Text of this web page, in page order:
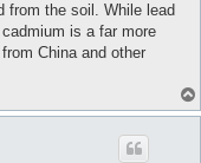
from the soil. While lead
is a far more
China and other